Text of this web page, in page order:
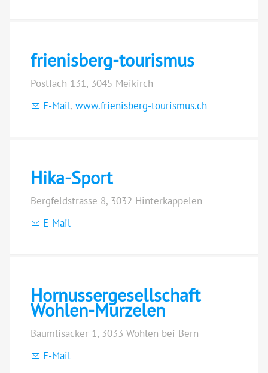
frienisberg-tourismus
Postfach 131, 3045 Meikirch
E-Mail, www.frienisberg-tourismus.ch
Hika-Sport
Bergfeldstrasse 8, 3032 Hinterkappelen
E-Mail
Hornussergesellschaft
Wohlen-Murzelen
Bäumlisacker 1, 3033 Wohlen bei Bern
E-Mail